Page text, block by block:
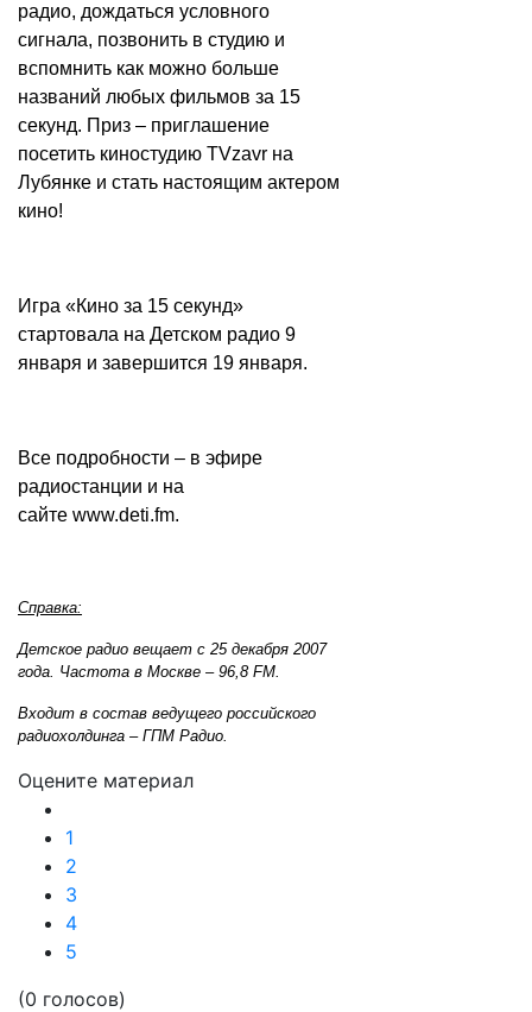
радио, дождаться условного
сигнала, позвонить в студию и
вспомнить как можно больше
названий любых фильмов за 15
секунд. Приз – приглашение
посетить киностудию TVzavr на
Лубянке и стать настоящим актером
кино!
Игра «Кино за 15 секунд»
стартовала на Детском радио 9
января и завершится 19 января.
Все подробности – в эфире
радиостанции и на
сайте www.deti.fm.
Справка:
Детское радио вещает с 25 декабря 2007
года. Частота в Москве – 96,8 FM.
Входит в состав ведущего российского
радиохолдинга – ГПМ Радио.
Оцените материал
1
2
3
4
5
(0 голосов)